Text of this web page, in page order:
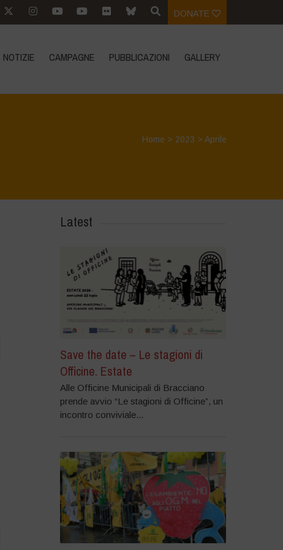
DONATE
NOTIZIE CAMPAGNE PUBBLICAZIONI GALLERY
Home > 2023 >Aprile
Latest
Save the date – Le stagioni di
Officine. Estate
Alle Officine Municipali di Bracciano
prende avvio “Le stagioni di Officine”, un
incontro conviviale...